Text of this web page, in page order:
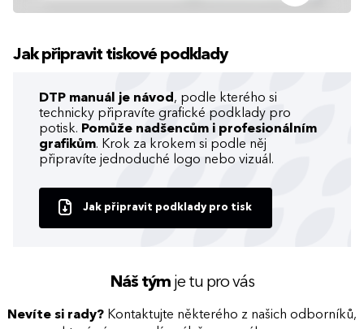
Jak připravit tiskové podklady
DTP manuál je návod , podle kterého si
technicky připravíte grafické podklady pro
potisk. Pomůže nadšencům i profesionálním
grafikům. Krok za krokem si podle něj
připravíte jednoduché logo nebo vizuál.
Jak připravit podklady pro tisk
Náš týmje tu pro vás
Nevíte si rady? Kontaktujte některého z našich odborníků,